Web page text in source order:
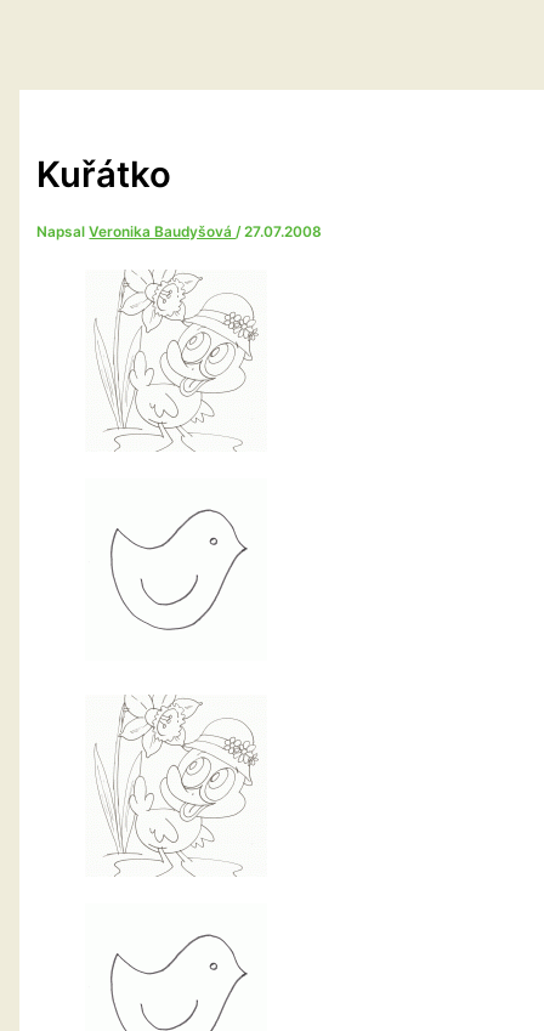
Kuřátko
NapsalVeronika Baudyšová/27.07.2008